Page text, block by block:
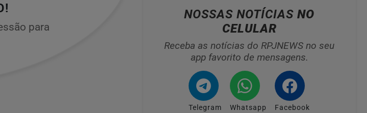
para
NOSSAS NOTÍCIASNO
CELULAR
Receba as notícias do RPJNEWS no seu
app favorito de mensagens.
Telegram Whatsapp Facebook